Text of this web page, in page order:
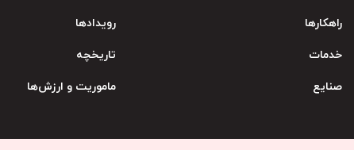
راهکارها
خدمات
صنایع
رویدادها
تاریخچه
ماموریت و ارزش‌ها